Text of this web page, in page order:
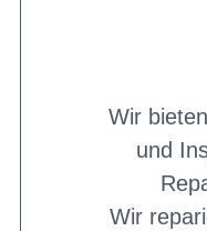
Wir
und
Wir